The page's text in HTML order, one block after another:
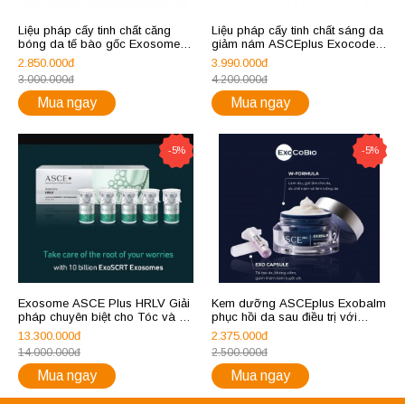
Liệu pháp cấy tinh chất căng
bóng da tế bào gốc Exosome
Asce plus Derma Signal Kit
2.850.000đ
3.000.000đ
Mua ngay
Liệu pháp cấy tinh chất sáng da
giảm nám ASCEplus Exocode
Radiance
3.990.000đ
4.200.000đ
Mua ngay
-5%
Exosome ASCE Plus HRLV Giải
pháp chuyên biệt cho Tóc và da
đầu
13.300.000đ
14.000.000đ
Mua ngay
-5%
Kem dưỡng ASCEplus Exobalm
phục hồi da sau điều trị với
Exosomes không xâm lấn
2.375.000đ
2.500.000đ
Mua ngay